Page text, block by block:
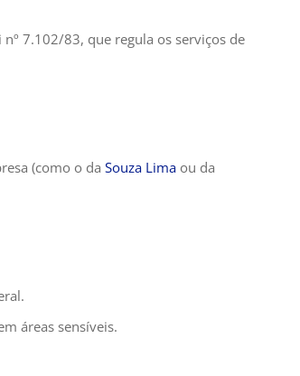
7.102/83, que regula os serviços de
(como o da Souza Limaou da
áreas sensíveis.